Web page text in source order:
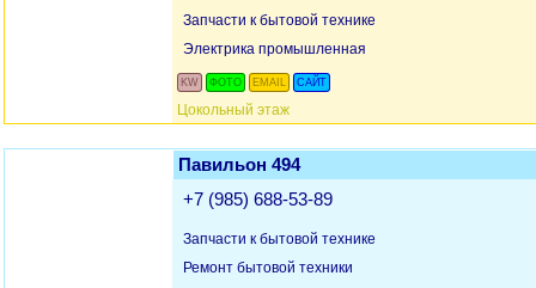
Запчасти к бытовой технике
Электрика промышленная
KW ФОТО EMAIL САЙТ
Цокольный этаж
Павильон 494
+7 (985) 688-53-89
Запчасти к бытовой технике
Ремонт бытовой техники